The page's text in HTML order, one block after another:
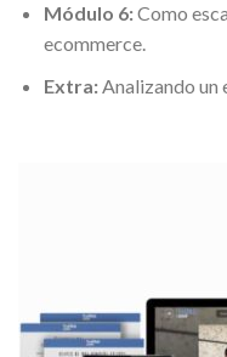
Módulo 6:Como
ecommerce.
Extra:Analizando un